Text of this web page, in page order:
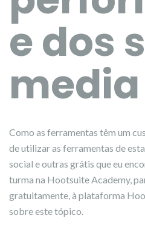
e dos
media
Como as ferramentas têm um
de utilizar as ferramentas de
social e outras grátis que eu
turma na Hootsuite Academy,
gratuitamente, à plataforma
sobre este tópico.